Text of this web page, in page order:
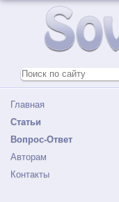
Главная
Статьи
Вопрос-Ответ
Авторам
Контакты